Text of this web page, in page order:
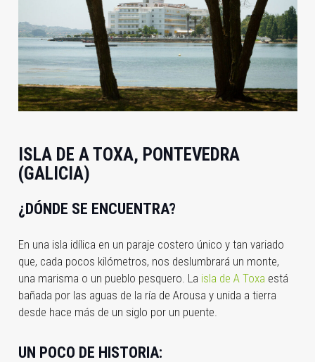
ISLA DE A TOXA, PONTEVEDRA
(GALICIA)
¿DÓNDE SE ENCUENTRA?
En una isla idílica en un paraje costero único y tan variado
que, cada pocos kilómetros, nos deslumbrará un monte,
una marisma o un pueblo pesquero. La isla de A Toxa está
bañada por las aguas de la ría de Arousa y unida a tierra
desde hace más de un siglo por un puente.
UN POCO DE HISTORIA: